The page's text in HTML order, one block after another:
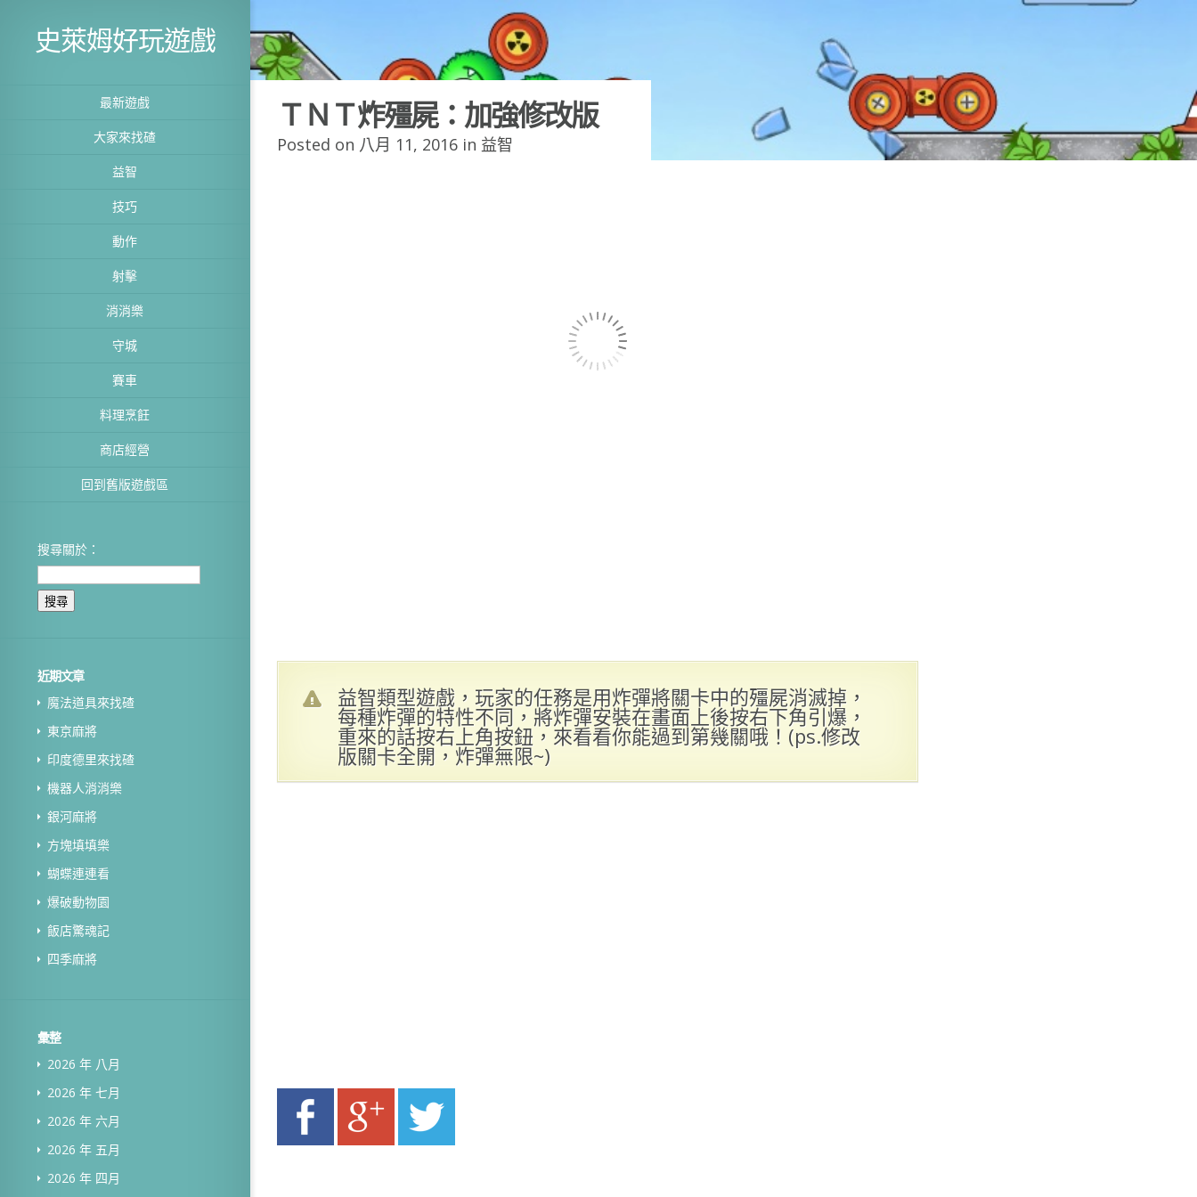
史萊姆好玩遊戲
最新遊戲
大家來找碴
益智
技巧
動作
射擊
消消樂
守城
賽車
料理烹飪
商店經營
回到舊版遊戲區
搜尋關於：
近期文章
魔法道具來找碴
東京麻將
印度德里來找碴
機器人消消樂
銀河麻將
方塊填填樂
蝴蝶連連看
爆破動物園
飯店驚魂記
四季麻將
彙整
2026 年 八月
2026 年 七月
2026 年 六月
2026 年 五月
2026 年 四月
ＴＮＴ炸殭屍：加強修改版
Posted on 八月 11, 2016 in 益智
益智類型遊戲，玩家的任務是用炸彈將關卡中的殭屍消滅掉，
每種炸彈的特性不同，將炸彈安裝在畫面上後按右下角引爆，
重來的話按右上角按鈕，來看看你能過到第幾關哦！(ps.修改
版關卡全開，炸彈無限~)